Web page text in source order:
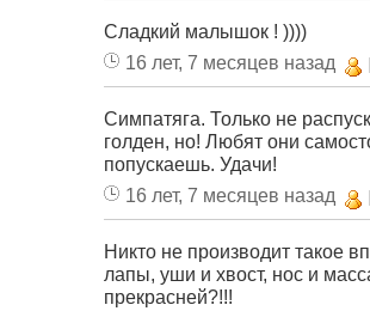
Сладкий малышок ! ))))
16 лет, 7 месяцев назад
Симпатяга. Только не
голден, но! Любят они
попускаешь. Удачи!
16 лет, 7 месяцев назад
Никто не производит такое
лапы, уши и хвост, нос и
прекрасней?!!!